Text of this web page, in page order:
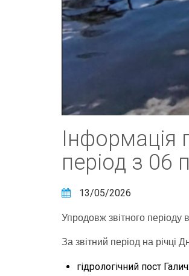
Інформація
період з 06
13/05/2026
Упродовж звітного періоду
За звітний період на річці
гідрологічний пост Галич: